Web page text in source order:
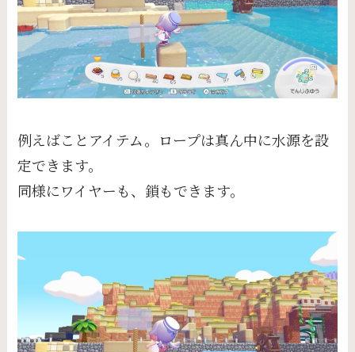
例えばことアイテム。ロープは真ん中に水源を設
定できます。
同様にワイヤーも、鎖もできます。